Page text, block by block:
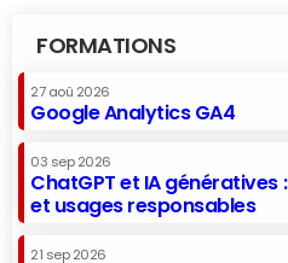
FORMATIONS
27 aoû 2026
Google Analytics GA4
03 sep 2026
ChatGPT et IA génératives
et usages responsables
21 sep 2026